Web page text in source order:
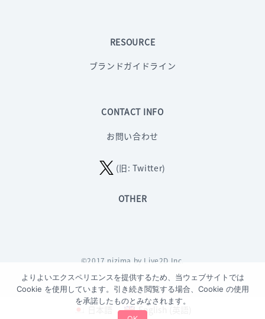
RESOURCE
ブランドガイドライン
CONTACT INFO
お問い合わせ
(旧: Twitter)
OTHER
©2017 nizima by Live2D Inc.
English 英語
よりよいエクスペリエンスを提供するため、当ウェブサイトでは
Cookie を使用しています。引き続き閲覧する場合、Cookie の使用
を承諾したものとみなされます。